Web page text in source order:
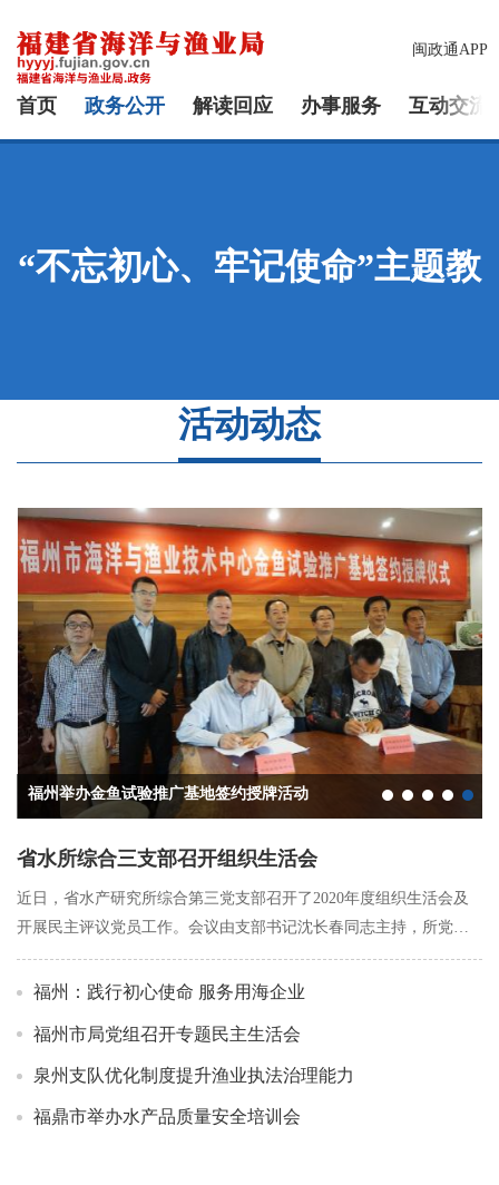
闽政通APP
首页 政务公开 解读回应 办事服务 互动交流
“不忘初心、牢记使命”主题教
育(已归档)
活动动态
福州市局专题学习研讨“十九届四中全会精神”
福州召开主题教育先进典型事迹报告会
我局举办红色三明故事宣讲报告会
诏安：开展美化渔村环境志愿活动
福州举办金鱼试验推广基地签约授牌活动
省水所综合三支部召开组织生活会
近日，省水产研究所综合第三党支部召开了2020年度组织生活会及
开展民主评议党员工作。会议由支部书记沈长春同志主持，所党委
委员郑国富同志到会指导，支部全体党员参加。 ...
福州：践行初心使命 服务用海企业
福州市局党组召开专题民主生活会
泉州支队优化制度提升渔业执法治理能力
福鼎市举办水产品质量安全培训会